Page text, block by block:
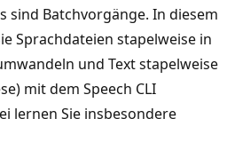
sind Batchvorgänge. In diesem
Sprachdateien stapelweise in
und Text stapelweise
mit dem Speech CLI
lernen Sie insbesondere